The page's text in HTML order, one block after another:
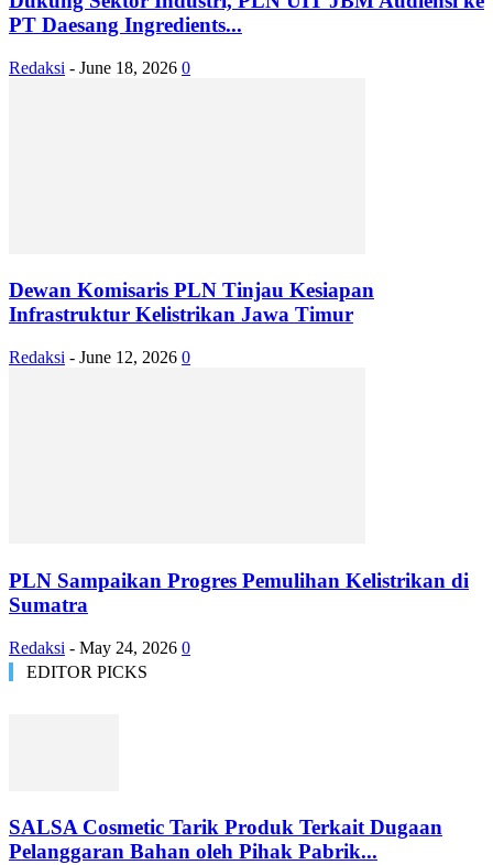
PT Daesang Ingredients...
Redaksi - June 18, 2026 0
Dewan Komisaris PLN Tinjau Kesiapan
Infrastruktur Kelistrikan Jawa Timur
Redaksi - June 12, 2026 0
PLN Sampaikan Progres Pemulihan Kelistrikan di
Sumatra
Redaksi - May 24, 2026 0
EDITOR PICKS
SALSA Cosmetic Tarik Produk Terkait Dugaan
Pelanggaran Bahan oleh Pihak Pabrik...